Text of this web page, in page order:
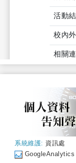
活動
校內外
相關
系統維護: 資訊處
GoogleAnalytics